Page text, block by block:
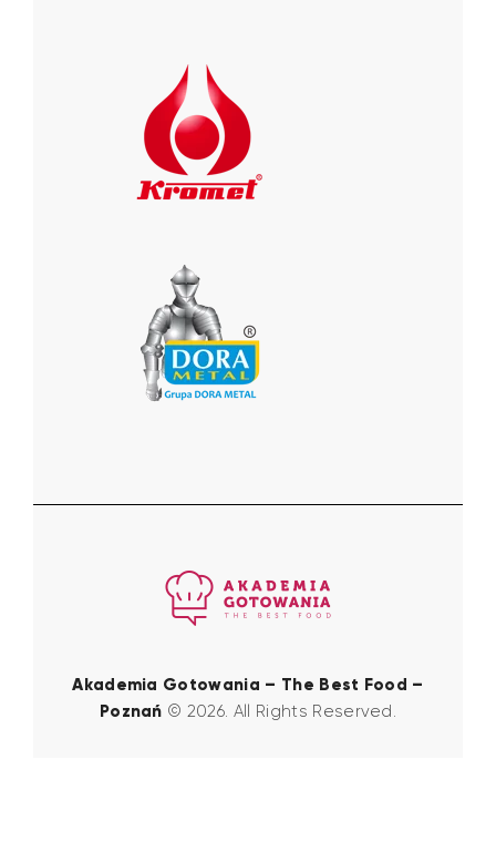
Akademia Gotowania – The Best Food –
Poznań © 2026. All Rights Reserved.